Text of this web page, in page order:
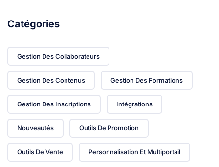
Catégories
Gestion Des Collaborateurs
Gestion Des Contenus Gestion Des Formations
Gestion Des Inscriptions Intégrations
Nouveautés Outils De Promotion
Outils De Vente Personnalisation Et Multiportail